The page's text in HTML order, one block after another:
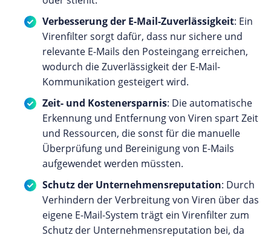
Verbesserung der E-Mail-Zuverlässigkeit: Ein
Virenfilter sorgt dafür, dass nur sichere und
relevante E-Mails den Posteingang erreichen,
wodurch die Zuverlässigkeit der E-Mail-
Kommunikation gesteigert wird.
Zeit- und Kostenersparnis: Die automatische
Erkennung und Entfernung von Viren spart Zeit
und Ressourcen, die sonst für die manuelle
Überprüfung und Bereinigung von E-Mails
aufgewendet werden müssten.
Schutz der Unternehmensreputation: Durch
Verhindern der Verbreitung von Viren über das
eigene E-Mail-System trägt ein Virenfilter zum
Schutz der Unternehmensreputation bei, da